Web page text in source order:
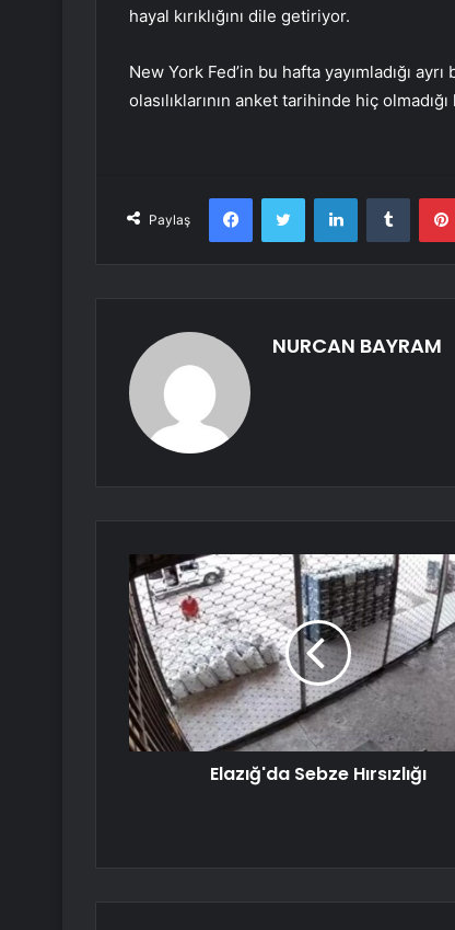
hayal kırıklığını dile getiriyor.
New York Fed’in bu hafta yayımladığı
olasılıklarının anket tarihinde hiç
Paylaş
FacebookTwitter LinkedInTumblr
NURCAN BAYRAM
Elazığ'da Sebze Hırsızlığı